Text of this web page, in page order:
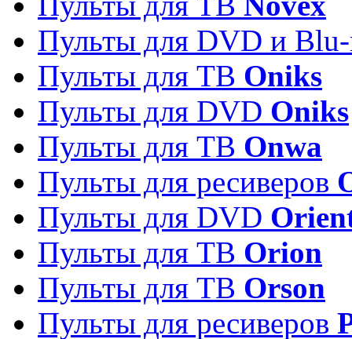
Пульты для DVD и
Пульты для ТВ Oniks
Пульты для DVD Oniks
Пульты для ТВ Onwa
Пульты для ресиверов
Пульты для DVD
Пульты для ТВ Orion
Пульты для ТВ Orson
Пульты для ресиверов